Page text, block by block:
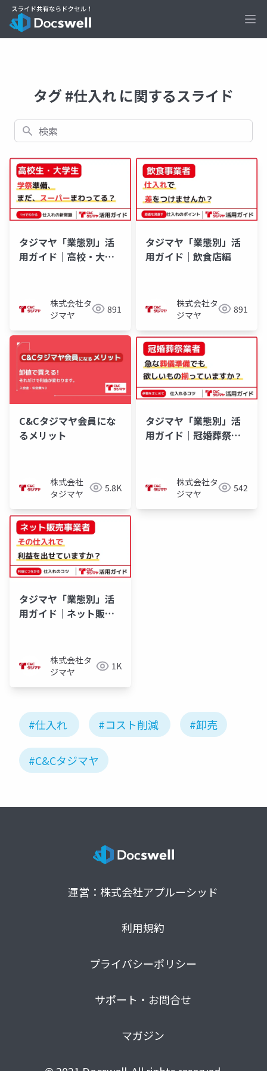
タグ #仕入れ に関するスライド
検索
タジマヤ「業態別」活
用ガイド｜高校・大学
株式会社タ
ジマヤ
891
タジマヤ「業態別」活
用ガイド｜飲食店編
株式会社タ
ジマヤ
891
C&Cタジマヤ会員にな
るメリット
株式会社
タジマヤ
5.8K
タジマヤ「業態別」活
用ガイド｜冠婚葬祭業
株式会社タ
ジマヤ
542
タジマヤ「業態別」活
用ガイド｜ネット販
株式会社タ
ジマヤ
1K
#仕入れ #コスト削減 #卸売
#C&Cタジマヤ
運営：株式会社アプルーシッド
利用規約
プライバシーポリシー
サポート・お問合せ
マガジン